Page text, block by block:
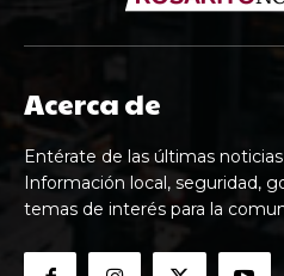
Acerca de
Entérate de las últimas
Información local, seguridad,
temas de interés para la